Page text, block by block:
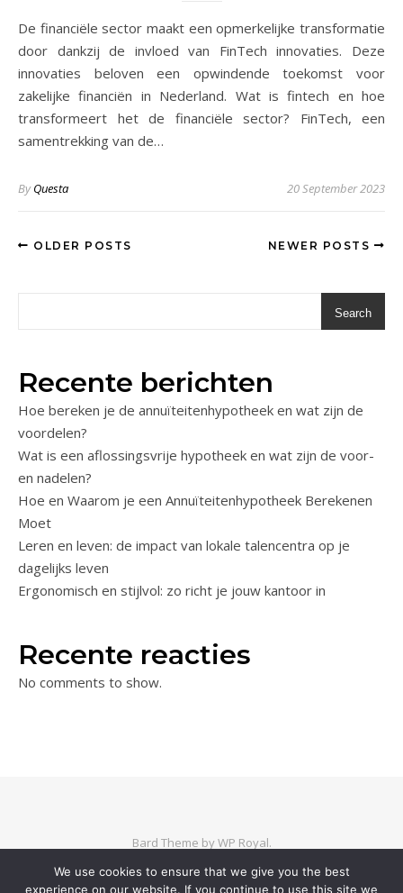
De financiële sector maakt een opmerkelijke transformatie
door dankzij de invloed van FinTech innovaties. Deze
innovaties beloven een opwindende toekomst voor
zakelijke financiën in Nederland. Wat is fintech en hoe
transformeert het de financiële sector? FinTech, een
samentrekking van de…
ByQuesta 20 September 2023
OLDER POSTS NEWER POSTS
Search
Recente berichten
Hoe bereken je de annuïteitenhypotheek en wat zijn de
voordelen?
Wat is een aflossingsvrije hypotheek en wat zijn de voor-
en nadelen?
Hoe en Waarom je een Annuïteitenhypotheek Berekenen
Moet
Leren en leven: de impact van lokale talencentra op je
dagelijks leven
Ergonomisch en stijlvol: zo richt je jouw kantoor in
Recente reacties
No comments to show.
Bard Theme byWP Royal.
We use cookies to ensure that we give you the best
experience on our website. If you continue to use this site we